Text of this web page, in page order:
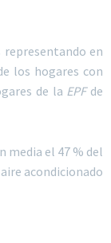
representando en
los hogares con
de la EPF de
media el 47 % del
acondicionado